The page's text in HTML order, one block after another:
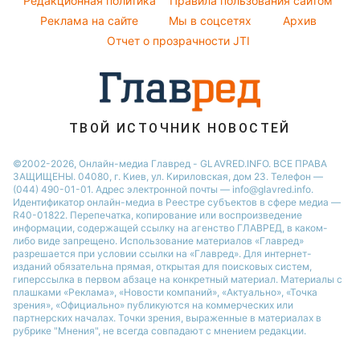
Максим Галкин
Настя Каменских
Пылевая буря
Реклама на сайте
Мы в соцсетях
Архив
Отчет о прозрачности JTI
ТВОЙ ИСТОЧНИК НОВОСТЕЙ
©2002-2026, Онлайн-медиа Главред - GLAVRED.INFO. ВСЕ ПРАВА
ЗАЩИЩЕНЫ. 04080, г. Киев, ул. Кириловская, дом 23. Телефон —
(044) 490-01-01. Адрес электронной почты — info@glavred.info.
Идентификатор онлайн-медиа в Реестре cубъектов в сфере медиа —
R40-01822. Перепечатка, копирование или воспроизведение
информации, содержащей ссылку на агенство ГЛАВРЕД, в каком-
либо виде запрещено. Использование материалов «Главред»
разрешается при условии ссылки на «Главред». Для интернет-
изданий обязательна прямая, открытая для поисковых систем,
гиперссылка в первом абзаце на конкретный материал. Материалы с
плашками «Реклама», «Новости компаний», «Актуально», «Точка
зрения», «Официально» публикуются на коммерческих или
партнерских началах. Точки зрения, выраженные в материалах в
рубрике "Мнения", не всегда совпадают с мнением редакции.